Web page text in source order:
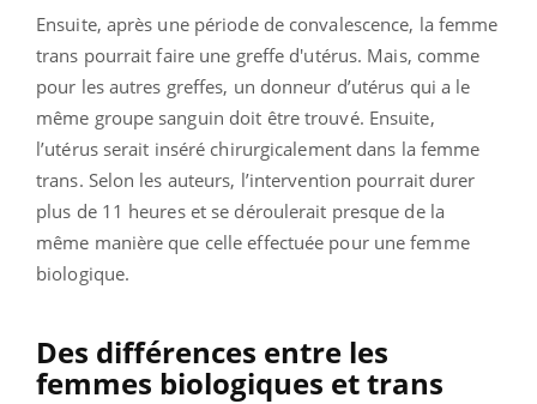
Ensuite, après une période de convalescence, la femme
trans pourrait faire une greffe d'utérus. Mais, comme
pour les autres greffes, un donneur d’utérus qui a le
même groupe sanguin doit être trouvé. Ensuite,
l’utérus serait inséré chirurgicalement dans la femme
trans. Selon les auteurs, l’intervention pourrait durer
plus de 11 heures et se déroulerait presque de la
même manière que celle effectuée pour une femme
biologique.
Des différences entre les
femmes biologiques et trans